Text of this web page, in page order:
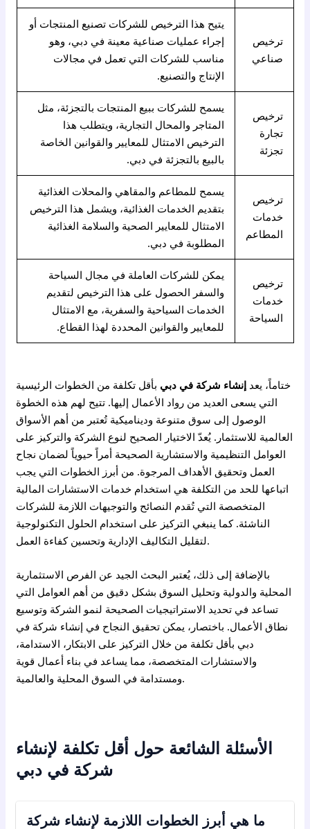
ترخيص
صناعي
يتيح هذا الترخيص للشركات تصنيع المنتجات أو
إجراء عمليات صناعية معينة في دبي، وهو
مناسب للشركات التي تعمل في مجالات
الإنتاج والتصنيع.
ترخيص
تجارة
تجزئة
يسمح للشركات ببيع المنتجات بالتجزئة، مثل
المتاجر والمحال التجارية، ويتطلب هذا
الترخيص الامتثال للمعايير والقوانين الخاصة
بالبيع بالتجزئة في دبي.
ترخيص
خدمات
المطاعم
يسمح للمطاعم والمقاهي والمحلات الغذائية
بتقديم الخدمات الغذائية، ويشمل هذا الترخيص
الامتثال للمعايير الصحية والسلامة الغذائية
المطلوبة في دبي.
ترخيص
خدمات
السياحة
يمكن للشركات العاملة في مجال السياحة
والسفر الحصول على هذا الترخيص لتقديم
الخدمات السياحية والسفرية، مع الامتثال
للمعايير والقوانين المحددة لهذا القطاع.
ختاماً، يعد إنشاء شركة في دبي بأقل تكلفة من الخطوات الرئيسية
التي يسعى العديد من رواد الأعمال إليها. تتيح لهم هذه الخطوة
الوصول إلى سوق متنوعة وديناميكية تُعتبر من أهم الأسواق
العالمية للاستثمار. يُعدّ الاختيار الصحيح لنوع الشركة والتركيز على
العوامل التنظيمية والاستشارية الصحيحة أمراً حيوياً لضمان نجاح
العمل وتحقيق الأهداف المرجوة. من أبرز الخطوات التي يجب
اتباعها للحد من التكلفة هي استخدام خدمات الاستشارات المالية
المتخصصة التي تُقدم النصائح والتوجيهات اللازمة للشركات
الناشئة. كما ينبغي التركيز على استخدام الحلول التكنولوجية
لتقليل التكاليف الإدارية وتحسين كفاءة العمل.
بالإضافة إلى ذلك، يُعتبر البحث الجيد عن الفرص الاستثمارية
المحلية والدولية وتحليل السوق بشكل دقيق من أهم العوامل التي
تساعد في تحديد الاستراتيجيات الصحيحة لنمو الشركة وتوسيع
نطاق الأعمال. باختصار، يمكن تحقيق النجاح في إنشاء شركة في
دبي بأقل تكلفة من خلال التركيز على الابتكار، الاستدامة،
والاستشارات المتخصصة، مما يساعد في بناء أعمال قوية
ومستدامة في السوق المحلية والعالمية.
الأسئلة الشائعة حول أقل تكلفة لإنشاء
شركة في دبي
ما هي أبرز الخطوات اللازمة لإنشاء شركة